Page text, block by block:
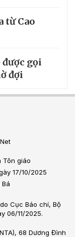
từ Cao
gọi
đợi
Tôn giáo
17/10/2025
Cục Báo chí, Bộ
06/11/2025.
68 Dương Đình